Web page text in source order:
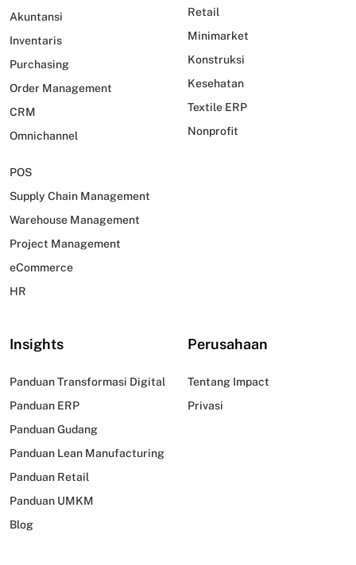
Akuntansi
Inventaris
Purchasing
Order Management
CRM
Omnichannel
POS
Supply Chain Management
Warehouse Management
Project Management
eCommerce
HR
Retail
Minimarket
Konstruksi
Kesehatan
Textile ERP
Nonprofit
Insights
Panduan Transformasi Digital
Panduan ERP
Panduan Gudang
Panduan Lean Manufacturing
Panduan Retail
Panduan UMKM
Blog
Perusahaan
Tentang Impact
Privasi